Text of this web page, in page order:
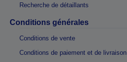
Recherche de détaillants
Conditions générales
Conditions de vente
Conditions de paiement et de livraison